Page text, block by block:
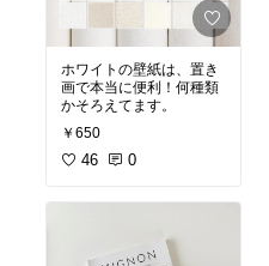
ホワイトの壁紙は、置き
画で本当に便利！何種類
かそろえてます。
￥650
46 0